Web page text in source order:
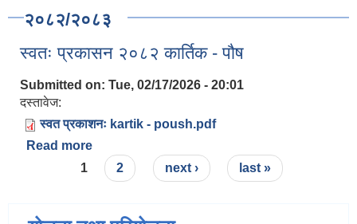
२०८२/२०८३
स्वतः प्रकासन २०८२ कार्तिक - पौष
Submitted on: Tue, 02/17/2026 - 20:01
दस्तावेज:
स्वत प्रकाशनः kartik - poush.pdf
Read more
Pages
1 2 next › last »